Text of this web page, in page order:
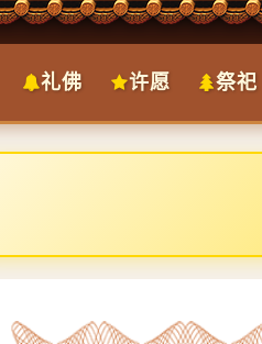
礼佛 许愿 祭祀